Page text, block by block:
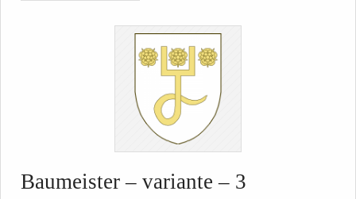
Baumeister – variante – 3